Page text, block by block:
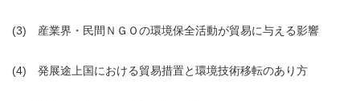
(3) 産業界・民間ＮＧＯの環境保全活動が貿易に与える影響
(4) 発展途上国における貿易措置と環境技術移転のあり方